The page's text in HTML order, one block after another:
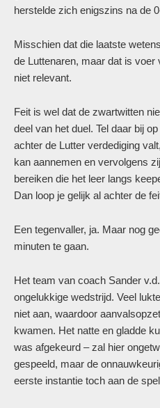
herstelde zich enigszins na de
Misschien dat die laatste
de Luttenaren, maar dat is
niet relevant.
Feit is wel dat de zwartwitten
deel van het duel. Tel daar bij
achter de Lutter verdediging
kan aannemen en vervolgens
bereiken die het leer langs
Dan loop je gelijk al achter de
Een tegenvaller, ja. Maar nog
minuten te gaan.
Het team van coach Sander
ongelukkige wedstrijd. Veel
niet aan, waardoor
kwamen. Het natte en gladde
was afgekeurd – zal hier
gespeeld, maar de
eerste instantie toch aan de